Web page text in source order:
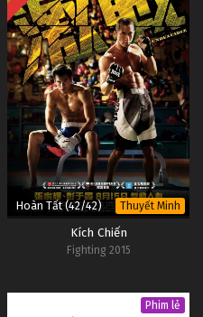
Hoàn Tất (42/42) Thuyết Minh
Kích Chiến
Fighting 2015
Phim lẻ